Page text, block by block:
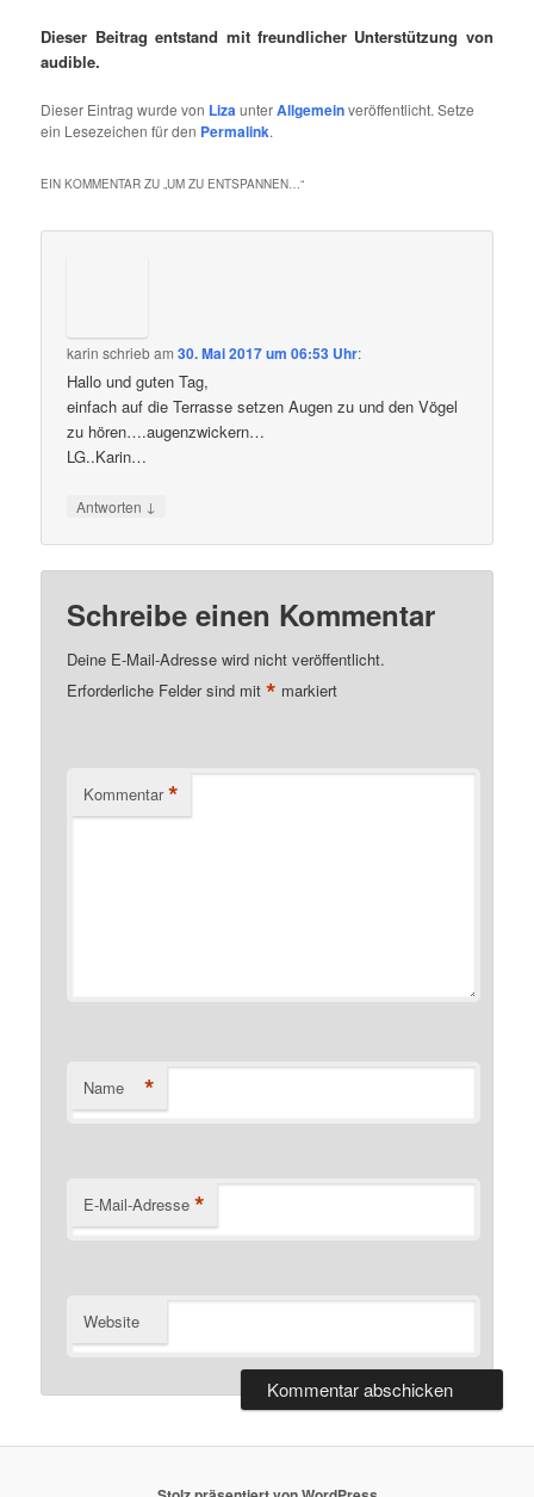
Dieser Beitrag entstand mit freundlicher Unterstützung von
audible.
Dieser Eintrag wurde von LizaunterAllgemeinveröffentlicht. Setze
ein Lesezeichen für den Permalink.
EIN KOMMENTAR ZU „UM ZU ENTSPANNEN…“
karin schriebam30. Mai 2017 um 06:53 Uhr:
Hallo und guten Tag,
einfach auf die Terrasse setzen Augen zu und den Vögel
zu hören….augenzwickern…
LG..Karin…
Antworten ↓
Schreibe einen Kommentar
Deine E-Mail-Adresse wird nicht veröffentlicht.
Erforderliche Felder sind mit* markiert
Kommentar *
Name *
E-Mail-Adresse *
Website